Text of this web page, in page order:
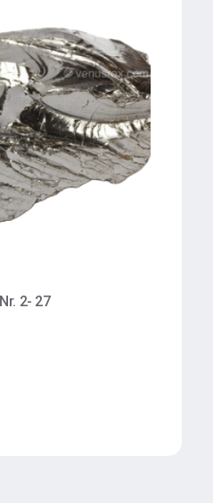
2- 27